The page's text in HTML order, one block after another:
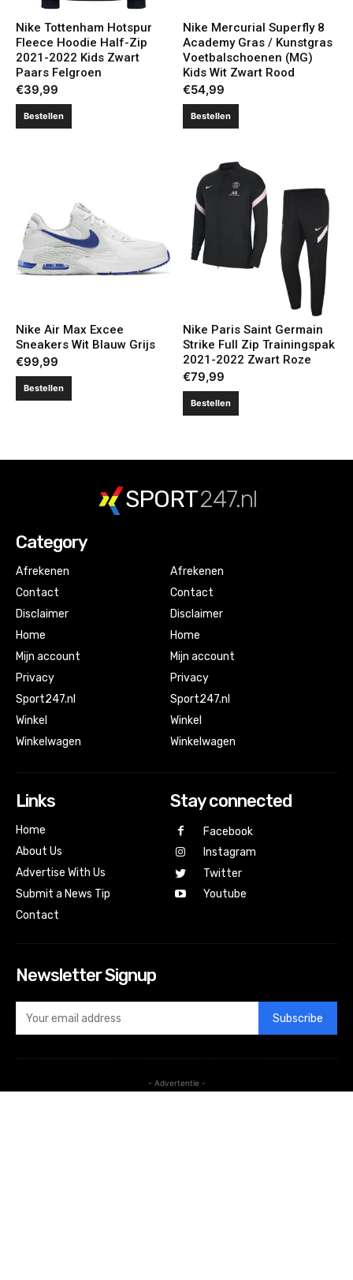
Nike Tottenham Hotspur
Fleece Hoodie Half-Zip
2021-2022 Kids Zwart
Paars Felgroen
€39,99
Bestellen
Nike Mercurial Superfly 8
Academy Gras / Kunstgras
Voetbalschoenen (MG)
Kids Wit Zwart Rood
€54,99
Bestellen
Nike Air Max Excee
Sneakers Wit Blauw Grijs
€99,99
Bestellen
Nike Paris Saint Germain
Strike Full Zip Trainingspak
2021-2022 Zwart Roze
€79,99
Bestellen
SPORT247.nl
Category
Afrekenen
Contact
Disclaimer
Home
Mijn account
Privacy
Sport247.nl
Winkel
Winkelwagen
Afrekenen
Contact
Disclaimer
Home
Mijn account
Privacy
Sport247.nl
Winkel
Winkelwagen
Links
Home
About Us
Advertise With Us
Submit a News Tip
Contact
Stay connected
Facebook
Instagram
Twitter
Youtube
Newsletter Signup
Subscribe
- Advertentie -